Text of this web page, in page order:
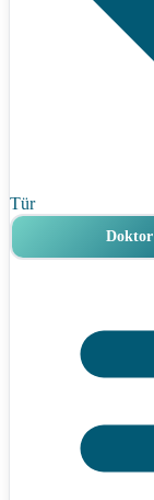
Tür
Doktor